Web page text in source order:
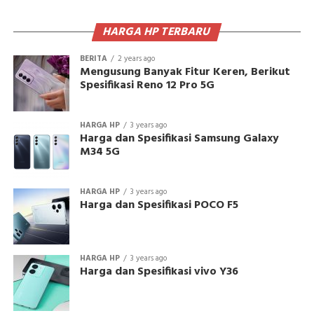
HARGA HP TERBARU
BERITA 2 years ago
Mengusung Banyak Fitur Keren, Berikut
Spesifikasi Reno 12 Pro 5G
HARGA HP 3 years ago
Harga dan Spesifikasi Samsung Galaxy
M34 5G
HARGA HP 3 years ago
Harga dan Spesifikasi POCO F5
HARGA HP 3 years ago
Harga dan Spesifikasi vivo Y36